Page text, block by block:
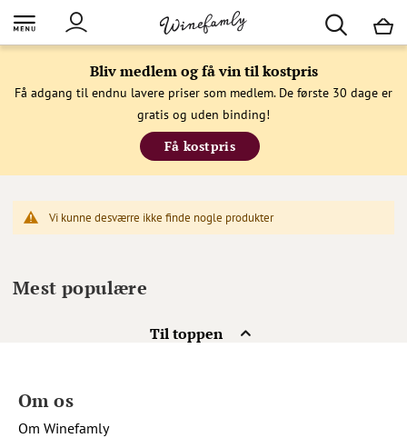
Bliv medlem og få vin til kostpris
Få adgang til endnu lavere priser som medlem. De første 30 dage er
gratis og uden binding!
Få kostpris
Vi kunne desværre ikke finde nogle produkter
Til toppen
Mest populære
Om os
Om Winefamly